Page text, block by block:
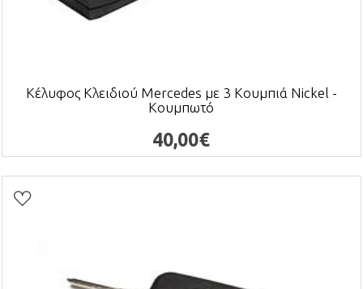
Κέλυφος Κλειδιού Mercedes με 3 Κουμπιά Nickel -
Κουμπωτό
40,00€